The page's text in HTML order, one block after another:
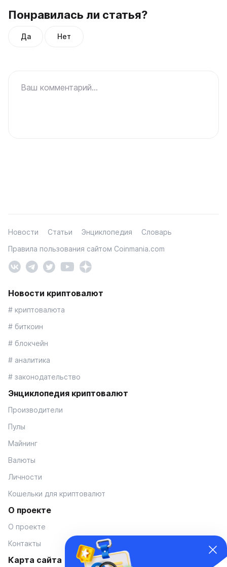
Понравилась ли статья?
Да Нет
Ваш комментарий...
Новости Статьи Энциклопедия
Словарь
Правила пользования сайтом Coinmania.com
Новости криптовалют
# криптовалюта
# биткоин
# блокчейн
# аналитика
# законодательство
Энциклопедия криптовалют
Производители
Пулы
Майнинг
Валюты
Личности
Кошельки для криптовалют
О проекте
О проекте
Контакты
Карта сайта